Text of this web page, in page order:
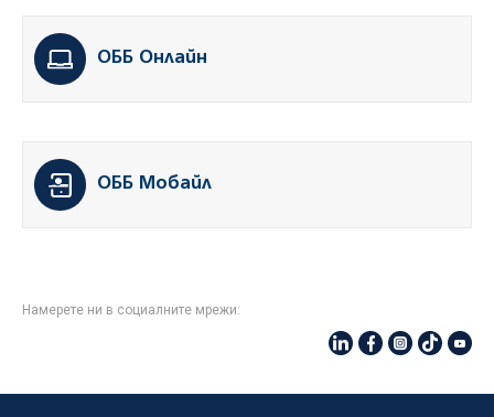
ОББ Онлайн
ОББ Мобайл
Намерете ни в социалните мрежи: